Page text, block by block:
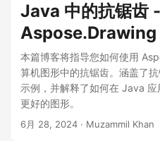
Java 中的抗锯齿
Aspose.Drawing
本篇博客将指导您如何使用
算机图形中的抗锯齿。涵盖了
示例，并解释了如何在 Java
更好的图形。
6月 28, 2024 · Muzammil Khan